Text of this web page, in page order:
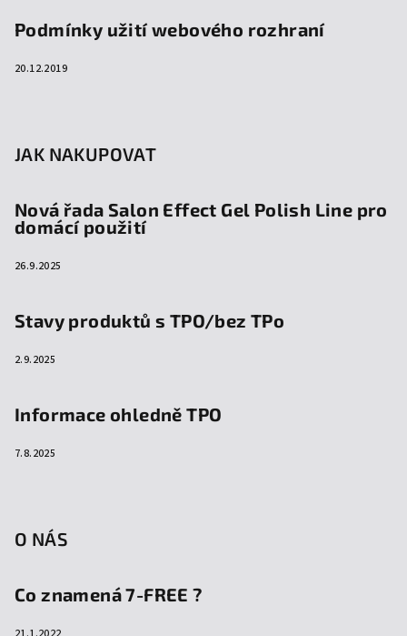
Podmínky užití webového rozhraní
20.12.2019
JAK NAKUPOVAT
Nová řada Salon Effect Gel Polish Line pro
domácí použití
26.9.2025
Stavy produktů s TPO/bez TPo
2.9.2025
Informace ohledně TPO
7.8.2025
O NÁS
Co znamená 7-FREE ?